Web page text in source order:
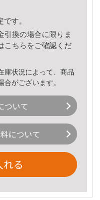
す。
引換の場合に限りま
こちら をご確認くだ
庫状況によって、商品
がございます。
ついて
について
る